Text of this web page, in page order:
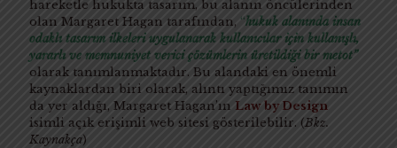
hareketle hukukta tasarım, bu alanın öncülerinden
olan Margaret Hagan tarafından, “hukuk alanında insan
odaklı tasarım ilkeleri uygulanarak kullanıcılar için kullanışlı,
yararlı ve memnuniyet verici çözümlerin üretildiği bir metot”
olarak tanımlanmaktadır. Bu alandaki en önemli
kaynaklardan biri olarak, alıntı yaptığımız tanımın
da yer aldığı, Margaret Hagan’ın Law by Design
isimli açık erişimli web sitesi gösterilebilir. (Bkz.
Kaynakça)